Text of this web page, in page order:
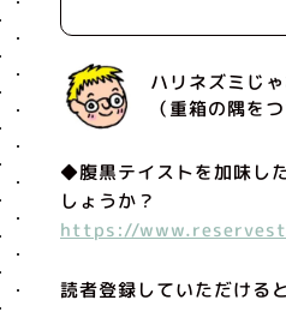
ハリネズミじ
（重箱の隅を
◆腹黒テイストを加味し
しょうか？
https://
読者登録していただける